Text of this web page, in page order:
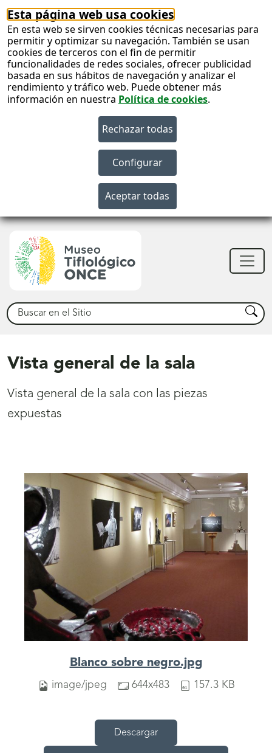
Esta página web usa cookies
En esta web se sirven cookies técnicas necesarias para
permitir y optimizar su navegación. También se usan
cookies de terceros con el fin de permitir
funcionalidades de redes sociales, ofrecer publicidad
basada en sus hábitos de navegación y analizar el
rendimiento y tráfico web. Puede obtener más
información en nuestra Política de cookies.
Buscar Buscar
Vista general de la sala
Vista general de la sala con las piezas
expuestas
Blanco sobre negro.jpg
image/jpeg 644x483 157.3 KB
Descargar